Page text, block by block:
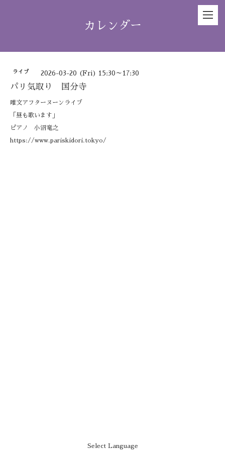
カレンダー
ライブ 2026-03-20 (Fri) 15:30～17:30
パリ気取り 国分寺
唯文アフターヌーンライブ
「昼も歌います」
ピアノ 小沼竜之
https://www.pariskidori.tokyo/
Select Language